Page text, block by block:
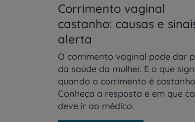
Corrimento vaginal
castanho: causas e
alerta
O corrimento vaginal pode dar
da saúde da mulher. E o que
quando o corrimento é
Conheça a resposta e em que
deve ir ao médico.